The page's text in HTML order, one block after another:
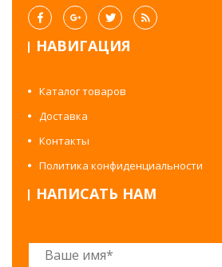
НАВИГАЦИЯ
Каталог товаров
Доставка
Контакты
Политика конфиденциальности
НАПИСАТЬ НАМ